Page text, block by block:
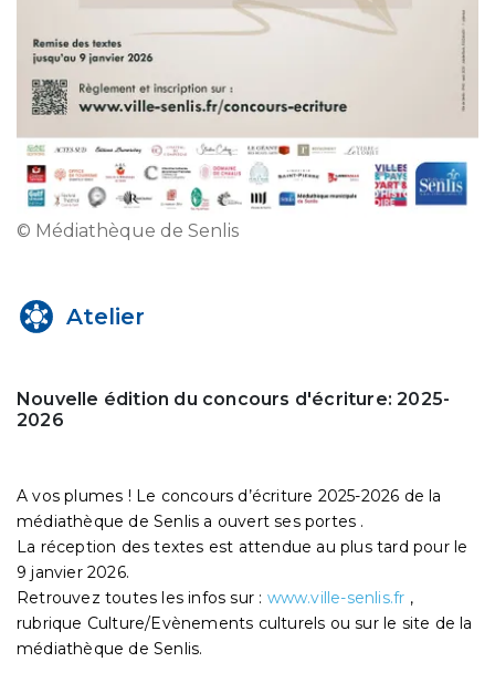
© Médiathèque de Senlis
Atelier
Nouvelle édition du concours d'écriture: 2025-
2026
A vos plumes ! Le concours d’écriture 2025-2026 de la
médiathèque de Senlis a ouvert ses portes .
La réception des textes est attendue au plus tard pour le
9 janvier 2026.
Retrouvez toutes les infos sur : www.ville-senlis.fr ,
rubrique Culture/Evènements culturels ou sur le site de la
médiathèque de Senlis.